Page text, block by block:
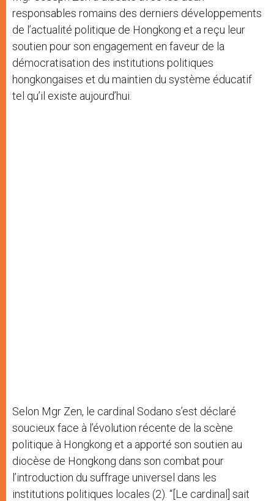
responsables romains des derniers développements
de l’actualité politique de Hongkong et a reçu leur
soutien pour son engagement en faveur de la
démocratisation des institutions politiques
hongkongaises et du maintien du système éducatif
tel qu’il existe aujourd’hui.
Selon Mgr Zen, le cardinal Sodano s’est déclaré
soucieux face à l’évolution récente de la scène
politique à Hongkong et a apporté son soutien au
diocèse de Hongkong dans son combat pour
l’introduction du suffrage universel dans les
institutions politiques locales (2). “[Le cardinal] sait